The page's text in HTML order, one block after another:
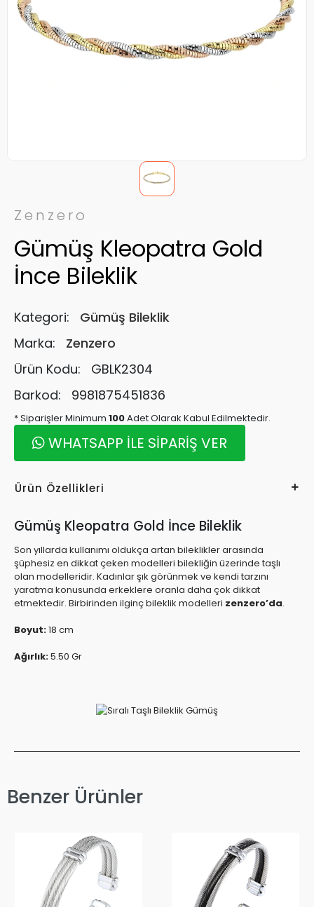
Zenzero
Gümüş Kleopatra Gold
İnce Bileklik
Kategori:
Gümüş Bileklik
Marka:
Zenzero
Ürün Kodu:
GBLK2304
Barkod:
9981875451836
* Siparişler Minimum 100Adet Olarak Kabul Edilmektedir.
WHATSAPP İLE SİPARİŞ VER
Ürün Özellikleri
Gümüş Kleopatra Gold İnce Bileklik
Son yıllarda kullanımı oldukça artan bileklikler arasında
şüphesiz en dikkat çeken modelleri bilekliğin üzerinde taşlı
olan modelleridir. Kadınlar şık görünmek ve kendi tarzını
yaratma konusunda erkeklere oranla daha çok dikkat
etmektedir. Birbirinden ilginç bileklik modelleri zenzero’da.
Boyut:18 cm
Ağırlık:5.50 Gr
Benzer Ürünler